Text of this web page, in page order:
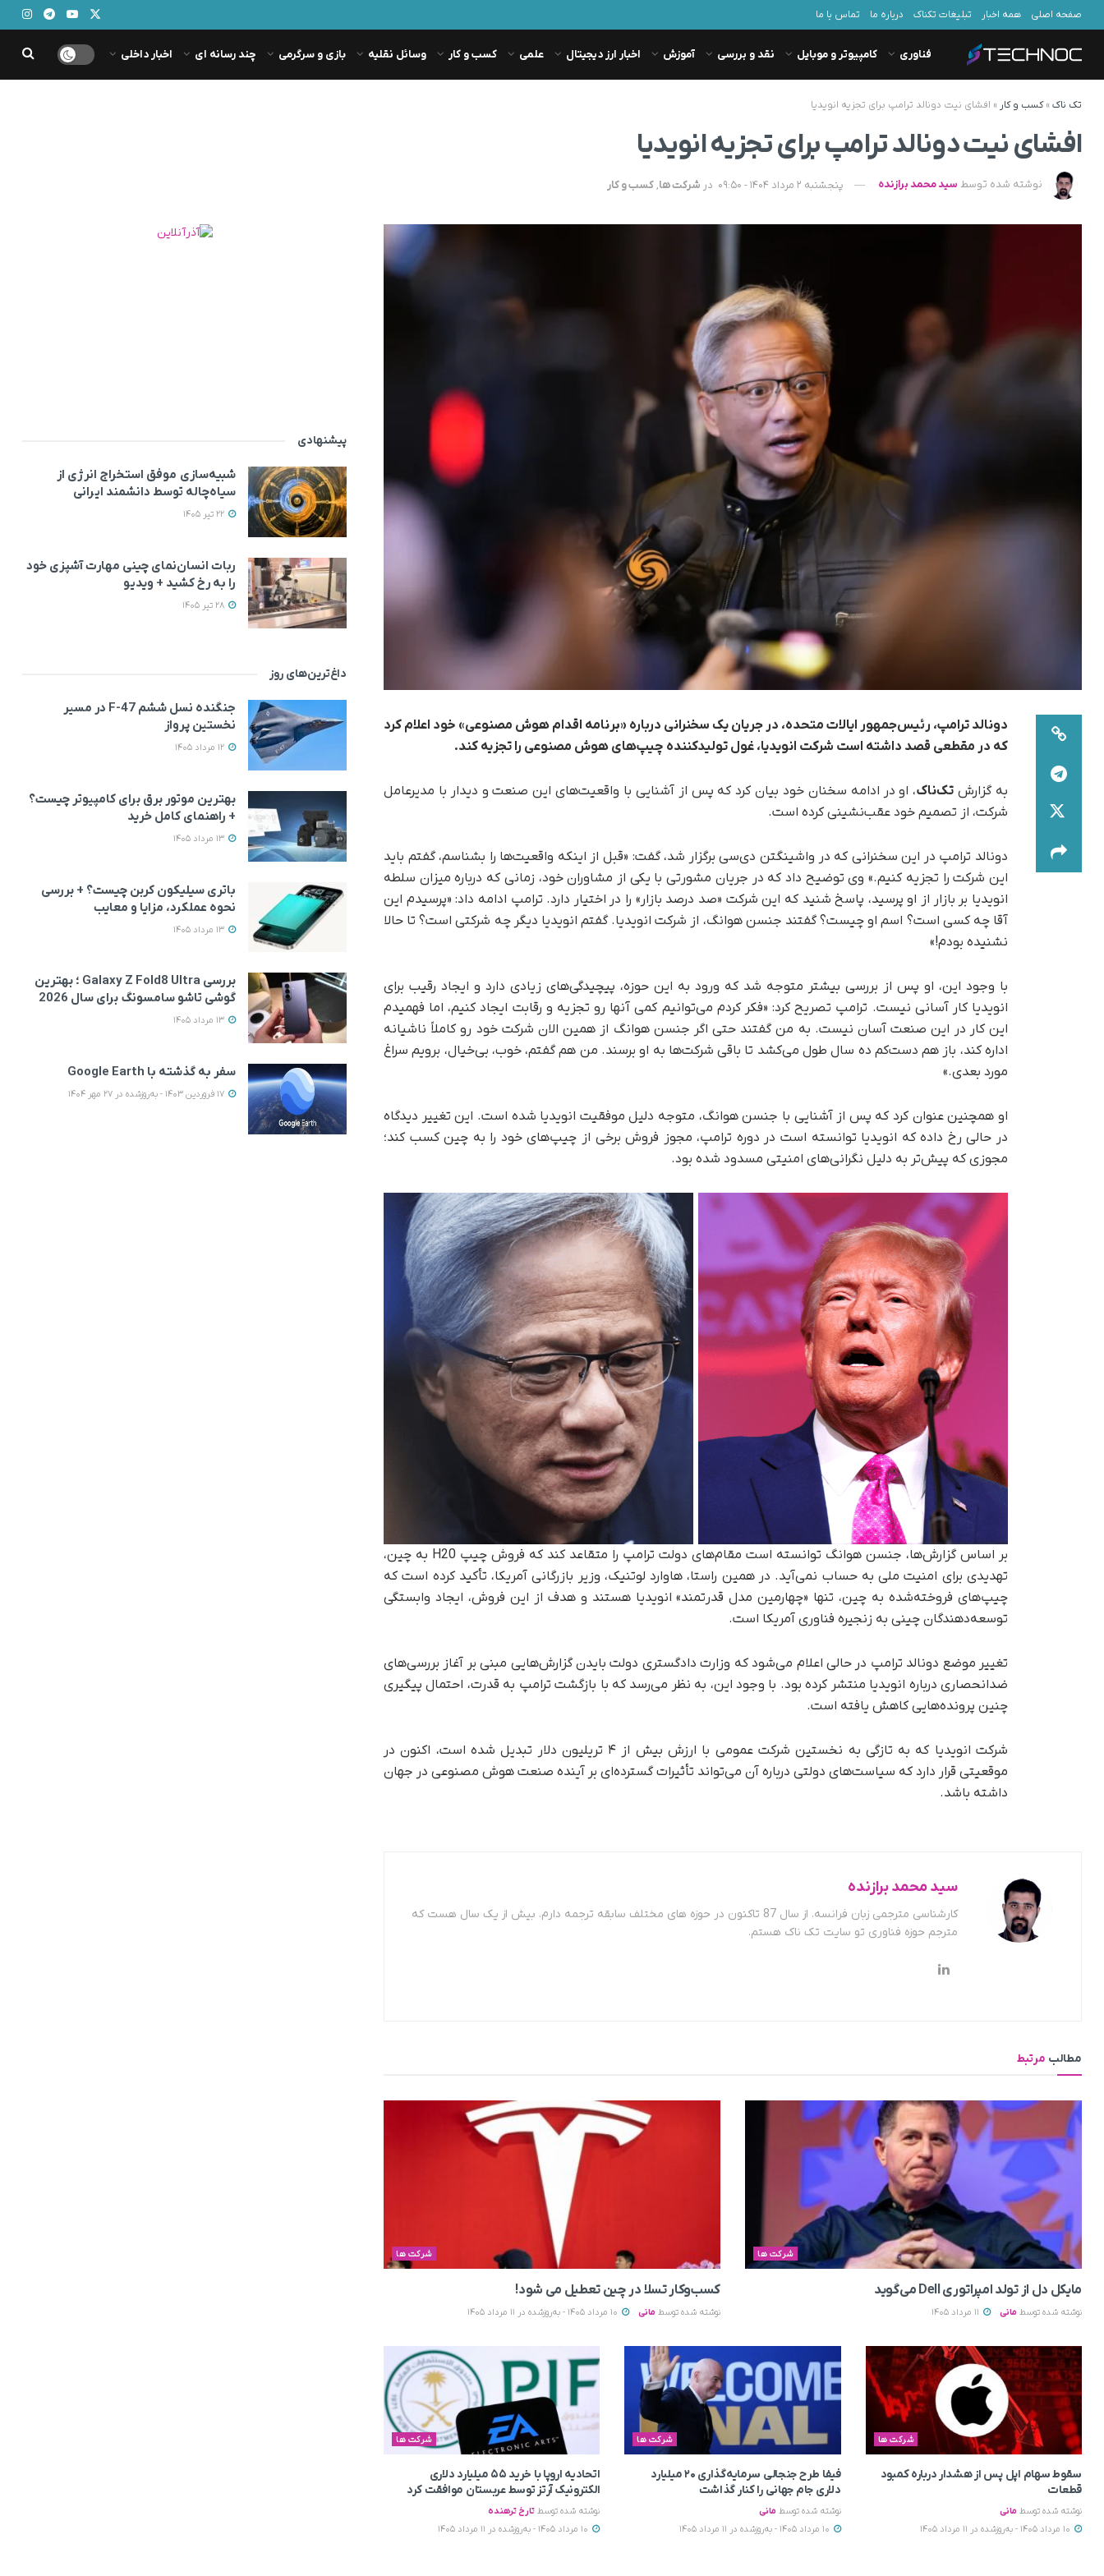
صفحه اصلی همه اخبار تبلیغات تکناک درباره ما تماس با ما
فناوری کامپیوتر و موبایل نقد و بررسی آموزش اخبار ارز دیجیتال علمی کسب و کار وسائل نقلیه بازی و سرگرمی چند رسانه ای اخبار داخلی
تک ناک»کسب و کار » افشای نیت دونالد ترامپ برای تجزیه انویدیا
افشای نیت دونالد ترامپ برای تجزیه انویدیا
نوشته شده توسط سید محمد برازنده پنجشنبه 2 مرداد 1404 - 09:50 در شرکت ها,کسب و کار
دونالد ترامپ، رئیس‌جمهور ایالات متحده، در جریان یک سخنرانی درباره «برنامه اقدام هوش مصنوعی» خود اعلام کرد
که در مقطعی قصد داشته است شرکت انویدیا، غول تولیدکننده چیپ‌های هوش مصنوعی را تجزیه کند.
به گزارش تک‌ناک، او در ادامه سخنان خود بیان کرد که پس از آشنایی با واقعیت‌های این صنعت و دیدار با مدیرعامل
شرکت، از تصمیم خود عقب‌نشینی کرده است.
دونالد ترامپ در این سخنرانی که در واشینگتن دی‌سی برگزار شد، گفت: «قبل از اینکه واقعیت‌ها را بشناسم، گفتم باید
این شرکت را تجزیه کنیم.» وی توضیح داد که در جریان مشورتی با یکی از مشاوران خود، زمانی که درباره میزان سلطه
انویدیا بر بازار از او پرسید، پاسخ شنید که این شرکت «صد درصد بازار» را در اختیار دارد. ترامپ ادامه داد: «پرسیدم این
آقا چه کسی است؟ اسم او چیست؟ گفتند جنسن هوانگ، از شرکت انویدیا. گفتم انویدیا دیگر چه شرکتی است؟ تا حالا
نشنیده بودم!»
با وجود این، او پس از بررسی بیشتر متوجه شد که ورود به این حوزه، پیچیدگی‌های زیادی دارد و ایجاد رقیب برای
انویدیا کار آسانی نیست. ترامپ تصریح کرد: «فکر کردم می‌توانیم کمی آنها رو تجزیه و رقابت ایجاد کنیم، اما فهمیدم
این کار در این صنعت آسان نیست. به من گفتند حتی اگر جنسن هوانگ از همین الان شرکت خود رو کاملاً ناشیانه
اداره کند، باز هم دست‌کم ده سال طول می‌کشد تا باقی شرکت‌ها به او برسند. من هم گفتم، خوب، بی‌خیال، برویم سراغ
مورد بعدی.»
او همچنین عنوان کرد که پس از آشنایی با جنسن هوانگ، متوجه دلیل موفقیت انویدیا شده است. این تغییر دیدگاه
در حالی رخ داده که انویدیا توانسته است در دوره ترامپ، مجوز فروش برخی از چیپ‌های خود را به چین کسب کند؛
مجوزی که پیش‌تر به دلیل نگرانی‌های امنیتی مسدود شده بود.
بر اساس گزارش‌ها، جنسن هوانگ توانسته است مقام‌های دولت ترامپ را متقاعد کند که فروش چیپ H20 به چین،
تهدیدی برای امنیت ملی به حساب نمی‌آید. در همین راستا، هاوارد لوتنیک، وزیر بازرگانی آمریکا، تأکید کرده است که
چیپ‌های فروخته‌شده به چین، تنها «چهارمین مدل قدرتمند» انویدیا هستند و هدف از این فروش، ایجاد وابستگی
توسعه‌دهندگان چینی به زنجیره فناوری آمریکا است.
تغییر موضع دونالد ترامپ در حالی اعلام می‌شود که وزارت دادگستری دولت بایدن گزارش‌هایی مبنی بر آغاز بررسی‌های
ضدانحصاری درباره انویدیا منتشر کرده بود. با وجود این، به نظر می‌رسد که با بازگشت ترامپ به قدرت، احتمال پیگیری
چنین پرونده‌هایی کاهش یافته است.
شرکت انویدیا که به تازگی به نخستین شرکت عمومی با ارزش بیش از ۴ تریلیون دلار تبدیل شده است، اکنون در
موقعیتی قرار دارد که سیاست‌های دولتی درباره آن می‌تواند تأثیرات گسترده‌ای بر آینده صنعت هوش مصنوعی در جهان
داشته باشد.
سید محمد برازنده
کارشناسی مترجمی زبان فرانسه. از سال 87 تاکنون در حوزه های مختلف سابقه ترجمه دارم. بیش از یک سال هست که
مترجم حوزه فناوری تو سایت تک ناک هستم.
مطالب مرتبط
شرکت ها
مایکل دل از تولد امپراتوری Dell می‌گوید
نوشته شده توسط مانی
شرکت ها
کسب‌وکار تسلا در چین تعطیل می‌ شود!
نوشته شده توسط مانی
شرکت ها
سقوط سهام اپل پس از هشدار درباره کمبود
قطعات
نوشته شده توسط مانی
شرکت ها
فیفا طرح جنجالی سرمایه‌گذاری ۲۰ میلیارد
دلاری جام جهانی را کنار گذاشت
نوشته شده توسط مانی
شرکت ها
اتحادیه اروپا با خرید ۵۵ میلیارد دلاری
الکترونیک آرتز توسط عربستان موافقت کرد
نوشته شده توسط تارخ ترهنده
پیشنهادی
شبیه‌سازی موفق استخراج انرژی از
سیاه‌چاله توسط دانشمند ایرانی
ربات انسان‌نمای چینی مهارت آشپزی خود
را به رخ کشید + ویدیو
داغ‌ترین‌های روز
جنگنده نسل ششم F-47 در مسیر
نخستین پرواز
بهترین موتور برق برای کامپیوتر چیست؟
+ راهنمای کامل خرید
باتری سیلیکون کربن چیست؟ + بررسی
نحوه عملکرد، مزایا و معایب
بررسی Galaxy Z Fold8 Ultra ؛ بهترین
گوشی تاشو سامسونگ برای سال 2026
سفر به گذشته با Google Earth